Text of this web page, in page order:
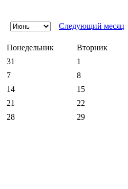
Следующий месяц
Понедельник Вторник
31
1
7
8
14
15
21
22
28
29